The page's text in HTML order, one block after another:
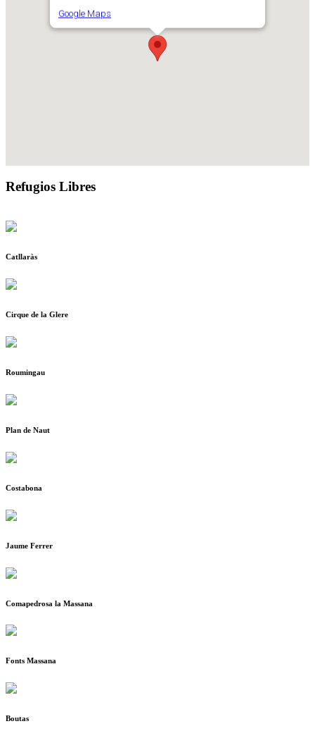
Google Maps
Refugios Libres
Catllaràs
Cirque de la Glere
Roumingau
Plan de Naut
Costabona
Jaume Ferrer
Comapedrosa la Massana
Fonts Massana
Boutas